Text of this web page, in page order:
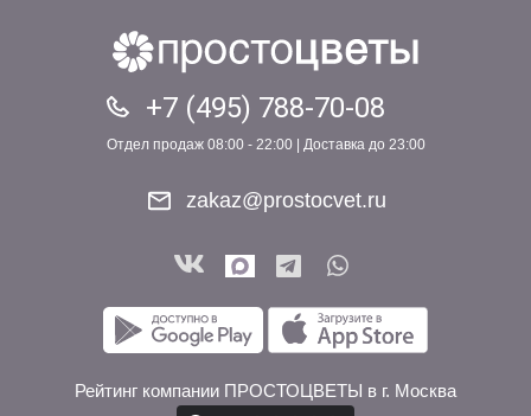
+7 (495) 788-70-08
Отдел продаж 08:00 - 22:00 | Доставка до 23:00
zakaz@prostocvet.ru
Рейтинг компании ПРОСТОЦВЕТЫ в г. Москва